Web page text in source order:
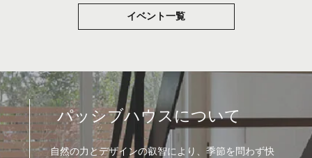
イベント一覧
パッシブハウスについて
自然の力とデザインの叡智により、季節を問わず快